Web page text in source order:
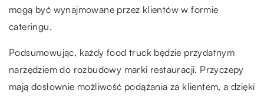
mogą być wynajmowane przez klientów w formie
cateringu.
Podsumowując, każdy food truck będzie przydatnym
narzędziem do rozbudowy marki restauracji. Przyczepy
mają dosłownie możliwość podążania za klientem, a dzięki